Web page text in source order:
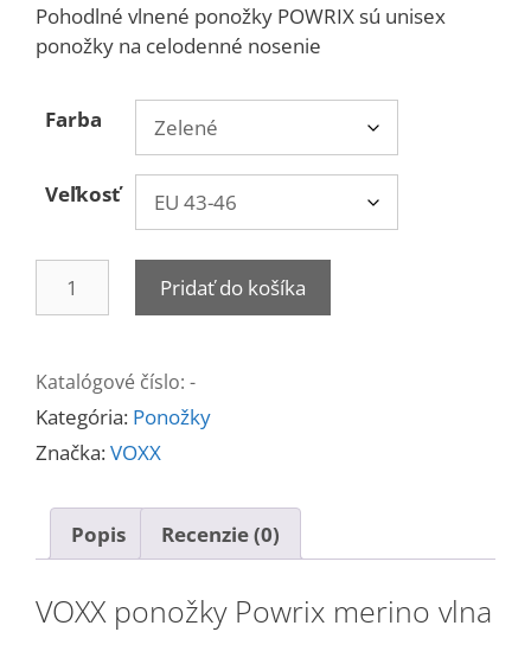
Pohodlné vlnené ponožky POWRIX sú unisex
ponožky na celodenné nosenie
Farba
Veľkosť
Ponožky
vlna
Pridať do košíka
Katalógové číslo: -
Kategória: Ponožky
Značka:VOXX
Popis Recenzie (0)
VOXX ponožky Powrix merino vlna